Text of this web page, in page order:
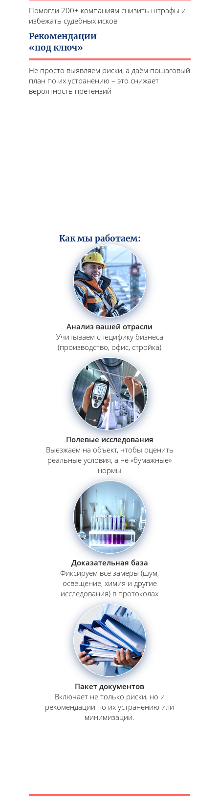
Помогли 200+ компаниям снизить штрафы и
избежать судебных исков
Рекомендации
«под ключ»
Не просто выявляем риски, а даём пошаговый
план по их устранению – это снижает
вероятность претензий
Как мы работаем:
Анализ вашей отрасли
Учитываем специфику бизнеса
(производство, офис, стройка)
Полевые исследования
Выезжаем на объект, чтобы оценить
реальные условия, а не «бумажные»
нормы
Доказательная база
Фиксируем все замеры (шум,
освещение, химия и другие
исследования) в протоколах
Пакет документов
Включает не только риски, но и
рекомендации по их устранению или
минимизации.